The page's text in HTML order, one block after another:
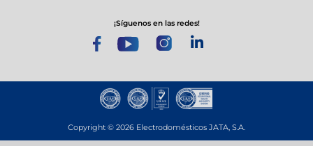
¡síguenos en las redes!
Copyright © 2026 Electrodomésticos JATA, S.A.